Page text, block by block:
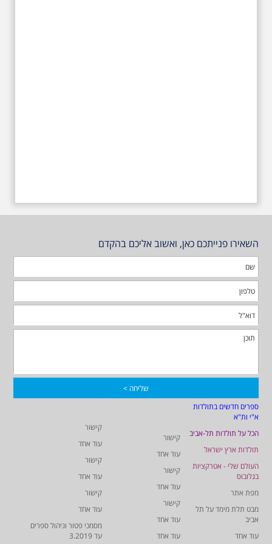
השאירו פנייתכם כאן, ואשוב אליכם בהקדם
ספרים חדשים בתולדות
א"י ות"א
הכל על תולדות תל-אביב
תולדות ארץ ישראל
העולם שלי - אטרקציות
בגלובוס
מפת אתר
מבט תלת מימד על תל
אביב
עוד אחד
קישור
עוד אחד
קישור
עוד אחד
קישור
עוד אחד
עוד אחד
קישור
עוד אחד
קישור
עוד אחד
קישור
עוד אחד
מסמכי פטור וניהול ספרים
עד 3.2019